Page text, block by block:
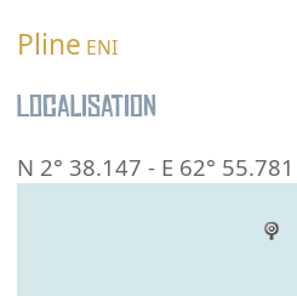
Pline ENI
Localisation
N 2° 38.147 - E 62° 55.781